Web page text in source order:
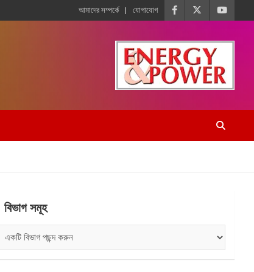
আমাদের সম্পর্কে যোগাযোগ
বিভাগ সমূহ
সমূহ